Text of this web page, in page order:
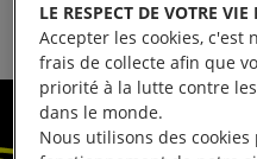
LE RESPECT DE VOTRE
Accepter les cookies,
frais de collecte afin que
priorité à la lutte contre
dans le monde.
Nous utilisons des